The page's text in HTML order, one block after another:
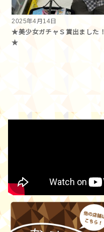
2025年4月14日
★美少女ガチャＳ賞出ました！
★